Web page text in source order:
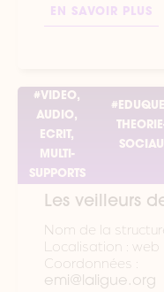
EN SAVOIR PLUS
#VIDEO,
AUDIO,
ECRIT,
MULTI-
SUPPORTS
Les veilleurs
Nom de la
Localisation : web
Coordonnées :
emi@laligue.org